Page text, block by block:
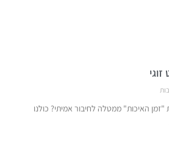
"זמן האיכות" ממטלה לחיבור אמיתי? כולנו